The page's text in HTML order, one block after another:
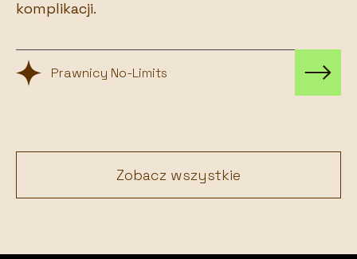
komplikacji.
Prawnicy No-Limits
Zobacz wszystkie